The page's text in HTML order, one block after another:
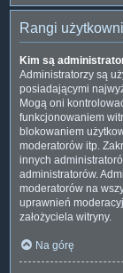
Rangi
Kim są
Administratorzy są
posiadającymi
Mogą oni
funkcjonowaniem
blokowaniem
moderatorów itp.
innych
administratorów.
moderatorów na
uprawnień
założyciela witryny.
Na górę